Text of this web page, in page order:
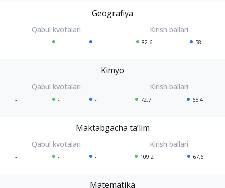
Geografiya
- - - 82.6 58
Kimyo
- - - 72.7 65.4
Maktabgacha taʼlim
- - - 109.2 67.6
Matematika